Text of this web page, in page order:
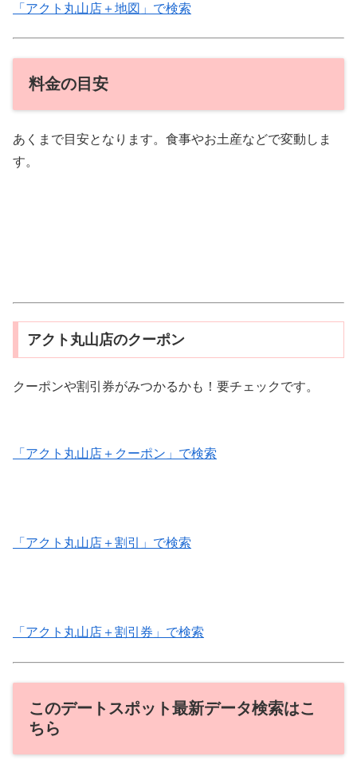
「アクト丸山店＋地図」で検索
料金の目安
あくまで目安となります。食事やお土産などで変動しま
す。
アクト丸山店のクーポン
クーポンや割引券がみつかるかも！要チェックです。
「アクト丸山店＋クーポン」で検索
「アクト丸山店＋割引」で検索
「アクト丸山店＋割引券」で検索
このデートスポット最新データ検索はこ
ちら